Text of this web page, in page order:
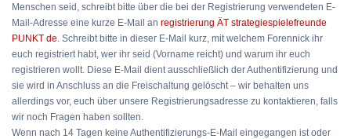
Menschen seid, schreibt bitte über die bei der Registrierung verwendeten E-
Mail-Adresse eine kurze E-Mail an registrierung ÄT strategiespielefreunde
PUNKT de. Schreibt bitte in dieser E-Mail kurz, mit welchem Forennick ihr
euch registriert habt, wer ihr seid (Vorname reicht) und warum ihr euch
registrieren wollt. Diese E-Mail dient ausschließlich der Authentifizierung und
sie wird in Anschluss an die Freischaltung gelöscht – wir behalten uns
allerdings vor, euch über unsere Registrierungsadresse zu kontaktieren, falls
wir noch Fragen haben sollten.
Wenn nach 14 Tagen keine Authentifizierungs-E-Mail eingegangen ist oder